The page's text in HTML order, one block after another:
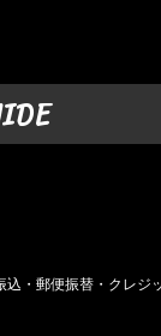
・郵便振替・クレジ